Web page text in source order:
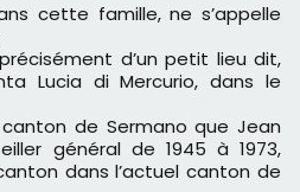
d’un petit lieu dit,
Lucia di Mercurio, dans le
canton de Sermano que Jean
général de 1945 à 1973,
dans l’actuel canton de